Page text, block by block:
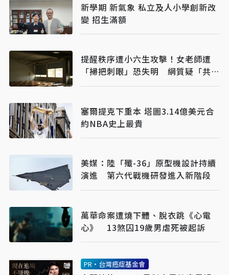
新學期 新氣象 私立及人小學創新改
變 招生滿額
提醒秩序遭小六生攻擊！女老師遭
「掃把刺眼」恐失明 網質疑「共融
教育」
塞爾提克下重本 塔圖3.14億美元合
約NBA史上最貴
美媒：陸「殲-36」原型機設計持續
演進 第六代戰機研發進入新階段
萬華命案遭燒下體、脫衣跳《心電
心》 13煞囚19歲男虐死被起訴
PR・台灣癌症基金會